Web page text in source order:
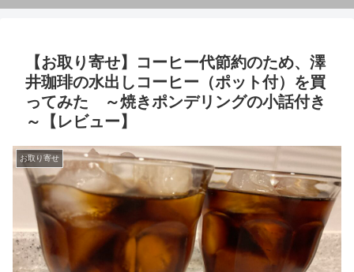
【お取り寄せ】コーヒー代節約のため、澤
井珈琲の水出しコーヒー（ポット付）を買
ってみた ～焼きポンデリングの小話付き
～【レビュー】
お取り寄せ